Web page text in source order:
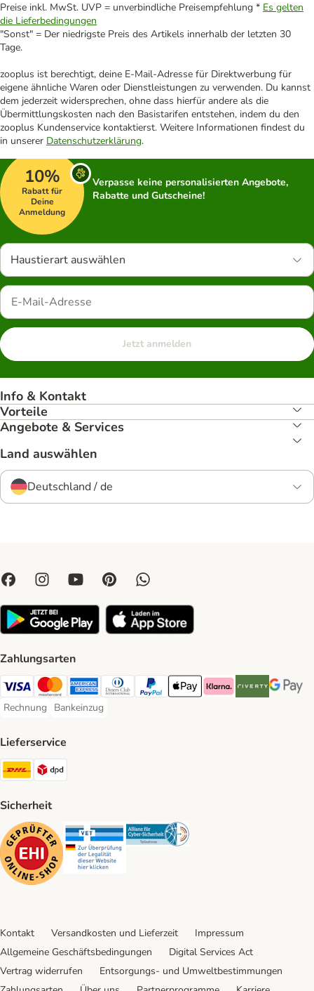
Preise inkl. MwSt. UVP = unverbindliche Preisempfehlung * Es gelten
die Lieferbedingungen
"Sonst" = Der niedrigste Preis des Artikels innerhalb der letzten 30
Tage.
zooplus ist berechtigt, deine E-Mail-Adresse für Direktwerbung für
eigene ähnliche Waren oder Dienstleistungen zu verwenden. Du kannst
dem jederzeit widersprechen, ohne dass hierfür andere als die
Übermittlungskosten nach den Basistarifen entstehen, indem du den
zooplus Kundenservice kontaktierst. Weitere Informationen findest du
in unserer Datenschutzerklärung.
10%
Rabatt für
Deine
Anmeldung
Verpasse keine personalisierten Angebote,
Rabatte und Gutscheine!
Haustierart auswählen
Jetzt anmelden
Info & Kontakt
Vorteile
Angebote & Services
Land auswählen
Deutschland / de
Zahlungsarten
Visa Payment Method
Mastercard Payment Method
American Express Payment Method
Diners Club Payment Method
PayPal Payment Method
Apple Pay Payment Method
Klarna Payment Method
Riverty Payment
Google
Rechnung
Rechnung Payment Method
Bankeinzug
Bankeinzug Payment Method
Lieferservice
DHL Shipping Method
Sicherheit
Security Security Security
Kontakt Versandkosten und Lieferzeit
Impressum
Allgemeine Geschäftsbedingungen
Digital Services Act
Vertrag widerrufen
Entsorgungs- und Umweltbestimmungen